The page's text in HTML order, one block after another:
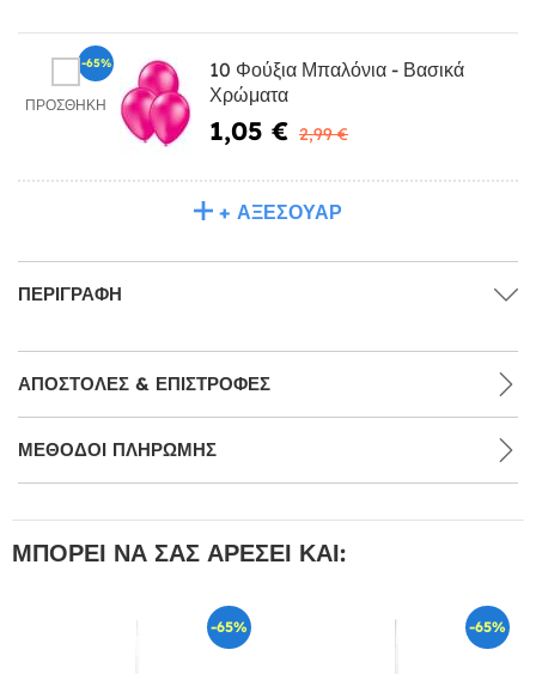
ΠΡΟΣΘΉΚΗ
10 Φούξια Μπαλόνια - Βασικά
Χρώματα
1,05 € 2,99 €
-65%
+ ΑΞΕΣΟΥΆΡ
ΠΕΡΙΓΡΑΦΉ
ΑΠΟΣΤΟΛΈΣ & ΕΠΙΣΤΡΟΦΈΣ
ΜΕΘΌΔΟΙ ΠΛΗΡΩΜΉΣ
ΜΠΟΡΕΊ ΝΑ ΣΑΣ ΑΡΈΣΕΙ ΚΑΙ:
-65% -65%